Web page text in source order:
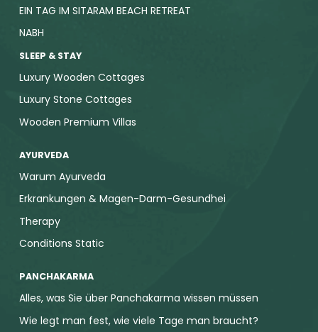
EIN TAG IM SITARAM BEACH RETREAT
NABH
SLEEP & STAY
Luxury Wooden Cottages
Luxury Stone Cottages
Wooden Premium Villas
AYURVEDA
Warum Ayurveda
Erkrankungen & Magen-Darm-Gesundhei
Therapy
Conditions Static
PANCHAKARMA
Alles, was Sie über Panchakarma wissen müssen
Wie legt man fest, wie viele Tage man braucht?